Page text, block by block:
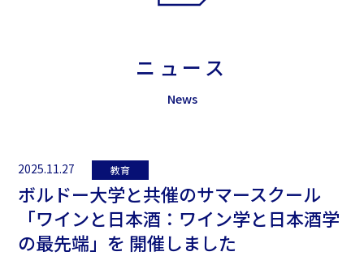
ニュース
News
2025.11.27 教育
ボルドー大学と共催のサマースクール
「ワインと日本酒：ワイン学と日本酒学
の最先端」を 開催しました